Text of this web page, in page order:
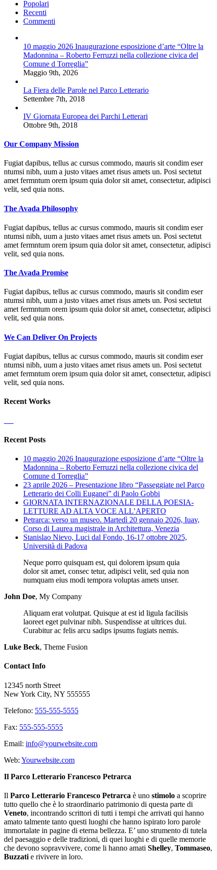
Popolari
Recenti
Commenti
10 maggio 2026 Inaugurazione esposizione d’arte “Oltre la
Madonnina – Roberto Ferruzzi nella collezione civica del
Comune d Torreglia”
Maggio 9th, 2026
La Fiera delle Parole nel Parco Letterario
Settembre 7th, 2018
IV Giornata Europea dei Parchi Letterari
Ottobre 9th, 2018
Our Company Mission
Fugiat dapibus, tellus ac cursus commodo, mauris sit condim eser
ntumsi nibh, uum a justo vitaes amet risus amets un. Posi sectetut
amet fermntum orem ipsum quia dolor sit amet, consectetur, adipisci
velit, sed quia nons.
The Avada Philosophy
Fugiat dapibus, tellus ac cursus commodo, mauris sit condim eser
ntumsi nibh, uum a justo vitaes amet risus amets un. Posi sectetut
amet fermntum orem ipsum quia dolor sit amet, consectetur, adipisci
velit, sed quia nons.
The Avada Promise
Fugiat dapibus, tellus ac cursus commodo, mauris sit condim eser
ntumsi nibh, uum a justo vitaes amet risus amets un. Posi sectetut
amet fermntum orem ipsum quia dolor sit amet, consectetur, adipisci
velit, sed quia nons.
We Can Deliver On Projects
Fugiat dapibus, tellus ac cursus commodo, mauris sit condim eser
ntumsi nibh, uum a justo vitaes amet risus amets un. Posi sectetut
amet fermntum orem ipsum quia dolor sit amet, consectetur, adipisci
velit, sed quia nons.
Recent Works
Recent Posts
10 maggio 2026 Inaugurazione esposizione d’arte “Oltre la
Madonnina – Roberto Ferruzzi nella collezione civica del
Comune d Torreglia”
23 aprile 2026 – Presentazione libro “Passeggiate nel Parco
Letterario dei Colli Euganei” di Paolo Gobbi
GIORNATA INTERNAZIONALE DELLA POESIA-
LETTURE AD ALTA VOCE ALL’APERTO
Petrarca: verso un museo. Martedì 20 gennaio 2026, Iuav,
Corso di Laurea magistrale in Architettura, Venezia
Stanislao Nievo, Luci dal Fondo, 16-17 ottobre 2025,
Università di Padova
Neque porro quisquam est, qui dolorem ipsum quia
dolor sit amet, consec tetur, adipisci velit, sed quia non
numquam eius modi tempora voluptas amets unser.
John Doe, My Company
Aliquam erat volutpat. Quisque at est id ligula facilisis
laoreet eget pulvinar nibh. Suspendisse at ultrices dui.
Curabitur ac felis arcu sadips ipsums fugiats nemis.
Luke Beck, Theme Fusion
Contact Info
12345 north Street
New York City, NY 555555
Telefono: 555-555-5555
Fax: 555-555-5555
Email: info@yourwebsite.com
Web: Yourwebsite.com
Il Parco Letterario Francesco Petrarca
Il Parco Letterario Francesco Petrarca è uno stimolo a scoprire
tutto quello che è lo straordinario patrimonio di questa parte di
Veneto, incontrando scrittori di tutti i tempi che arrivati qui hanno
amato talmente tanto questi luoghi che hanno ispirato loro parole
immortalate in pagine di eterna bellezza. E’ uno strumento di tutela
del paesaggio e delle tradizioni, di quei luoghi e di quelle memorie
che devono sopravvivere, come li hanno amati Shelley, Tommaseo,
Buzzati e rivivere in loro.